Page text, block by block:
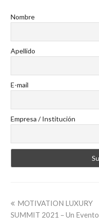
Nombre
Apellido
E-mail
Empresa / Institución
MOTIVATION LUXURY
SUMMIT 2021 – Un Evento